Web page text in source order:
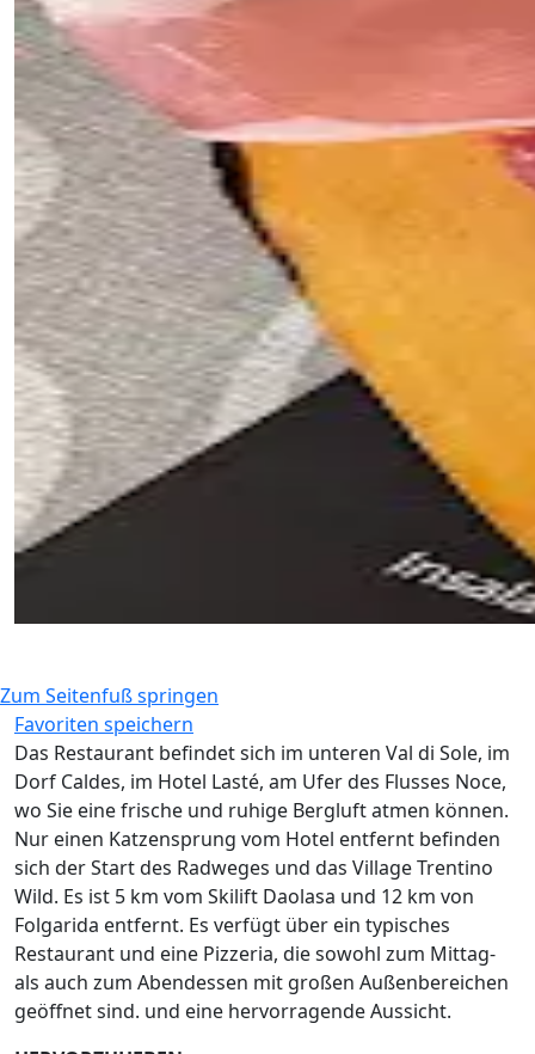
Zum Seitenfuß springen
Favoriten speichern
Das Restaurant befindet sich im unteren Val di Sole, im
Dorf Caldes, im Hotel Lasté, am Ufer des Flusses Noce,
wo Sie eine frische und ruhige Bergluft atmen können.
Nur einen Katzensprung vom Hotel entfernt befinden
sich der Start des Radweges und das Village Trentino
Wild. Es ist 5 km vom Skilift Daolasa und 12 km von
Folgarida entfernt. Es verfügt über ein typisches
Restaurant und eine Pizzeria, die sowohl zum Mittag-
als auch zum Abendessen mit großen Außenbereichen
geöffnet sind. und eine hervorragende Aussicht.